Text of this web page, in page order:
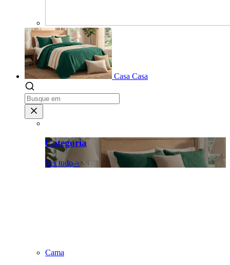
Casa Casa
Categoria
Ver tudo >
Cama